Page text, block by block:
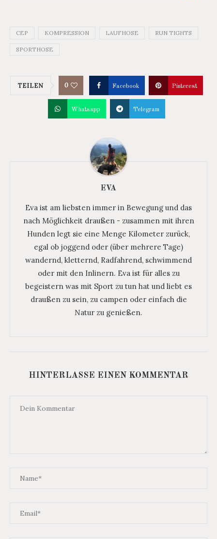
CEP KOMPRESSION LAUFHOSE RUN TIGHTS
SPORTHOSE
TEILEN 0 Facebook Pinterest
Whatsapp Telegram
EVA
Eva ist am liebsten immer in Bewegung und das
nach Möglichkeit draußen - zusammen mit ihren
Hunden legt sie eine Menge Kilometer zurück,
egal ob joggend oder (über mehrere Tage)
wandernd, kletternd, Radfahrend, schwimmend
oder mit den Inlinern. Eva ist für alles zu
begeistern was mit Sport zu tun hat und liebt es
draußen zu sein, zu campen oder einfach die
Natur zu genießen.
HINTERLASSE EINEN KOMMENTAR